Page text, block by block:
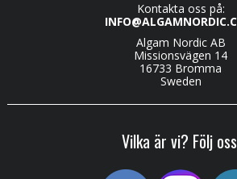
Kontakta oss på:
Algam Nordic AB
Missionsvägen 14
16733 Bromma
Sweden
Vilka är vi? Följ